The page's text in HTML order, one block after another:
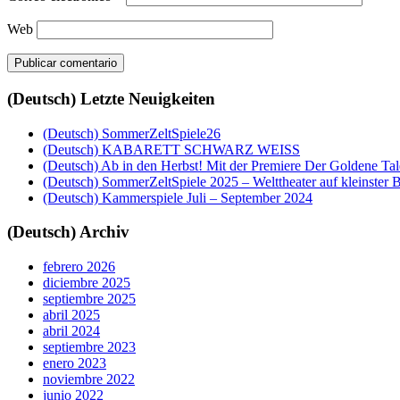
Web
(Deutsch) Letzte Neuigkeiten
(Deutsch) SommerZeltSpiele26
(Deutsch) KABARETT SCHWARZ WEISS
(Deutsch) Ab in den Herbst! Mit der Premiere Der Goldene
(Deutsch) SommerZeltSpiele 2025 – Welttheater auf kleinster
(Deutsch) Kammerspiele Juli – September 2024
(Deutsch) Archiv
febrero 2026
diciembre 2025
septiembre 2025
abril 2025
abril 2024
septiembre 2023
enero 2023
noviembre 2022
junio 2022